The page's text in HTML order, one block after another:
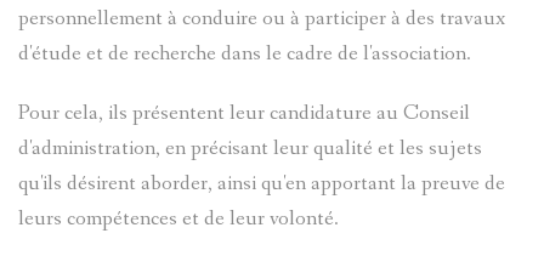
personnellement à conduire ou à participer à des travaux
d'étude et de recherche dans le cadre de l'association.
Pour cela, ils présentent leur candidature au Conseil
d'administration, en précisant leur qualité et les sujets
qu'ils désirent aborder, ainsi qu'en apportant la preuve de
leurs compétences et de leur volonté.